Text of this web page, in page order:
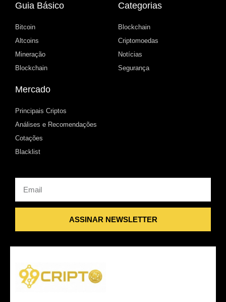
Guia Básico
Bitcoin
Altcoins
Mineração
Blockchain
Categorias
Blockchain
Criptomoedas
Notícias
Segurança
Mercado
Principais Criptos
Análises e Recomendações
Cotações
Blacklist
ASSINAR NEWSLETTER